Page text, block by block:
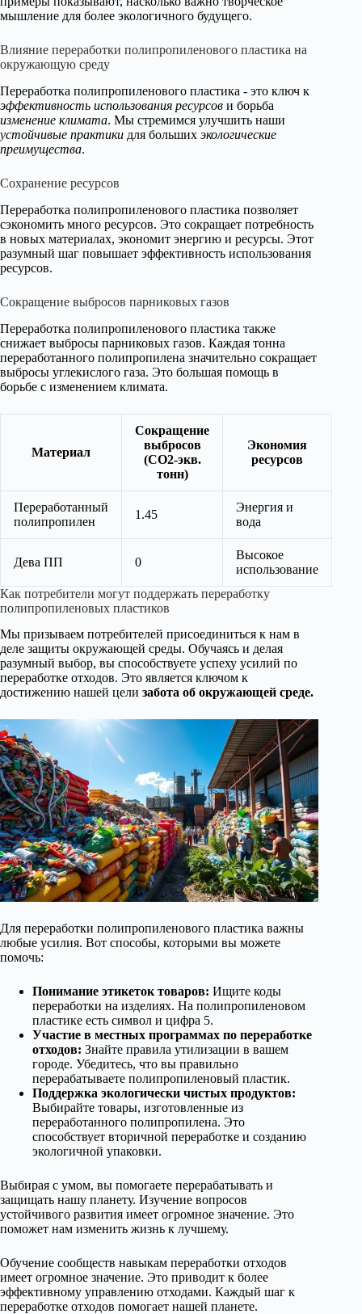
мышление для более экологичного будущего.
Влияние переработки полипропиленового пластика на
окружающую среду
Переработка полипропиленового пластика - это ключ к
эффективность использования ресурсов и борьба
изменение климата. Мы стремимся улучшить наши
устойчивые практики для больших экологические
преимущества.
Сохранение ресурсов
Переработка полипропиленового пластика позволяет
сэкономить много ресурсов. Это сокращает потребность
в новых материалах, экономит энергию и ресурсы. Этот
разумный шаг повышает эффективность использования
ресурсов.
Сокращение выбросов парниковых газов
Переработка полипропиленового пластика также
снижает выбросы парниковых газов. Каждая тонна
переработанного полипропилена значительно сокращает
выбросы углекислого газа. Это большая помощь в
борьбе с изменением климата.
Материал
Сокращение
выбросов
(CO2-экв.
тонн)
Экономия
ресурсов
Переработанный
полипропилен
1.45
Энергия и
вода
Дева ПП 0
Высокое
использование
Как потребители могут поддержать переработку
полипропиленовых пластиков
Мы призываем потребителей присоединиться к нам в
деле защиты окружающей среды. Обучаясь и делая
разумный выбор, вы способствуете успеху усилий по
переработке отходов. Это является ключом к
достижению нашей цели забота об окружающей среде.
Для переработки полипропиленового пластика важны
любые усилия. Вот способы, которыми вы можете
помочь:
Понимание этикеток товаров: Ищите коды
переработки на изделиях. На полипропиленовом
пластике есть символ и цифра 5.
Участие в местных программах по переработке
отходов: Знайте правила утилизации в вашем
городе. Убедитесь, что вы правильно
перерабатываете полипропиленовый пластик.
Поддержка экологически чистых продуктов:
Выбирайте товары, изготовленные из
переработанного полипропилена. Это
способствует вторичной переработке и созданию
экологичной упаковки.
Выбирая с умом, вы помогаете перерабатывать и
защищать нашу планету. Изучение вопросов
устойчивого развития имеет огромное значение. Это
поможет нам изменить жизнь к лучшему.
Обучение сообществ навыкам переработки отходов
имеет огромное значение. Это приводит к более
эффективному управлению отходами. Каждый шаг к
переработке отходов помогает нашей планете.